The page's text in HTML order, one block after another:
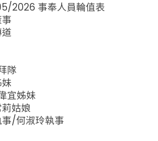
2026 事奉人員輪值表
隊
宜姊妹
姑娘
/何淑玲執事